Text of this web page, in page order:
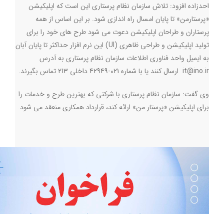
احدزاده افزود: تلاش سازمان نظام پرستاری این است که اپلیکیشن
«پرستارمن» تا پایان امسال راه اندازی شود. بر این اساس از همه
پرستاران و طراحان اپلیکیشن دعوت می شود طرح های خود را برای
تولید اپلیکیشن و طراحی ظاهری (UI) این نرم افزار حداکثر تا پایان آبان
به ایمیل واحد فناوری اطلاعات سازمان نظام پرستاری به آدرس
it@ino.ir ارسال کنند یا با شماره 021-42949 داخلی 213 تماس بگیرند.
وی گفت: سازمان نظام پرستاری با شرکتی که بهترین طرح و خدمات را
برای اپلیکیشن «پرستار من» ارائه کند، قرارداد همکاری منعقد می شود.